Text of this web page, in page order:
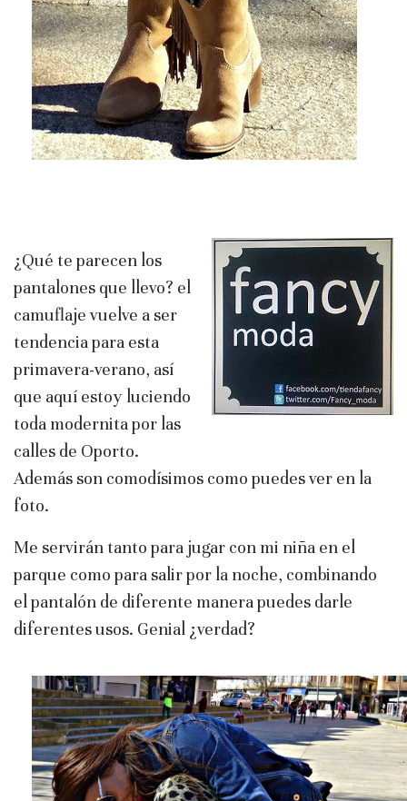
¿Qué te parecen los
pantalones que llevo? el
camuflaje vuelve a ser
tendencia para esta
primavera-verano, así
que aquí estoy luciendo
toda modernita por las
calles de Oporto.
Además son comodísimos como puedes ver en la
foto.
Me servirán tanto para jugar con mi niña en el
parque como para salir por la noche, combinando
el pantalón de diferente manera puedes darle
diferentes usos. Genial ¿verdad?